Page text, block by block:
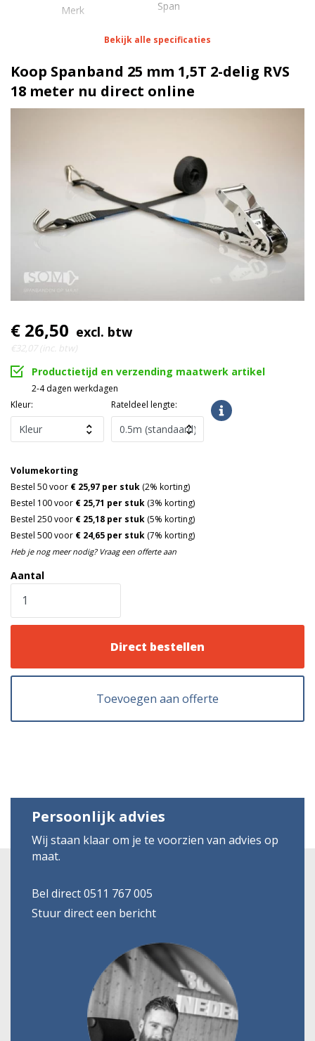
Merk Span
meter
Lengte 1 meter
75 daN
Haak Spitshaak RVS
Ratel Blokratel RVS | 1,5 Ton
Bekijk alle specificaties
Koop Spanband 25 mm 1,5T 2-delig RVS
18 meter nu direct online
€ 26,50 excl. btw
€32,07 (inc. btw)
Productietijd en verzending maatwerk artikel
2-4 dagen werkdagen
Kleur:
Rateldeel lengte:
Aantal
Volumekorting
Bestel 50 voor € 25,97 per stuk (2% korting)
Bestel 100 voor € 25,71 per stuk (3% korting)
Bestel 250 voor € 25,18 per stuk (5% korting)
Bestel 500 voor € 24,65 per stuk (7% korting)
Heb je nog meer nodig? Vraag een offerte aan
Direct bestellen
Toevoegen aan offerte
Persoonlijk advies
Wij staan klaar om je te voorzien van advies op
maat.
Bel direct 0511 767 005
Stuur direct een bericht